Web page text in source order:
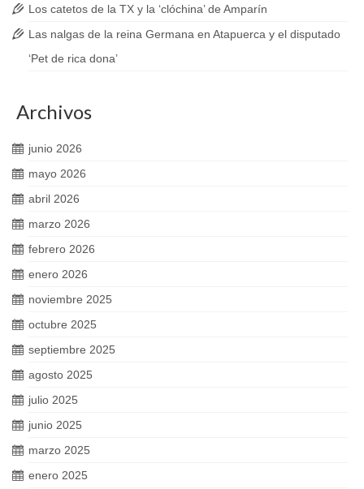
Los catetos de la TX y la ‘clóchina’ de Amparín
Las nalgas de la reina Germana en Atapuerca y el disputado
‘Pet de rica dona’
Archivos
junio 2026
mayo 2026
abril 2026
marzo 2026
febrero 2026
enero 2026
noviembre 2025
octubre 2025
septiembre 2025
agosto 2025
julio 2025
junio 2025
marzo 2025
enero 2025